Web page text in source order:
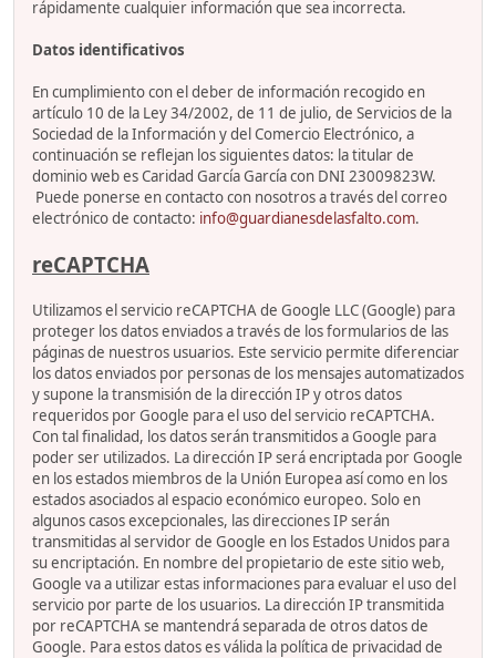
rápidamente cualquier información que sea incorrecta.
Datos identificativos
En cumplimiento con el deber de información recogido en
artículo 10 de la Ley 34/2002, de 11 de julio, de Servicios de la
Sociedad de la Información y del Comercio Electrónico, a
continuación se reflejan los siguientes datos: la titular de
dominio web es Caridad García García con DNI 23009823W.
Puede ponerse en contacto con nosotros a través del correo
electrónico de contacto: info@guardianesdelasfalto.com.
reCAPTCHA
Utilizamos el servicio reCAPTCHA de Google LLC (Google) para
proteger los datos enviados a través de los formularios de las
páginas de nuestros usuarios. Este servicio permite diferenciar
los datos enviados por personas de los mensajes automatizados
y supone la transmisión de la dirección IP y otros datos
requeridos por Google para el uso del servicio reCAPTCHA.
Con tal finalidad, los datos serán transmitidos a Google para
poder ser utilizados. La dirección IP será encriptada por Google
en los estados miembros de la Unión Europea así como en los
estados asociados al espacio económico europeo. Solo en
algunos casos excepcionales, las direcciones IP serán
transmitidas al servidor de Google en los Estados Unidos para
su encriptación. En nombre del propietario de este sitio web,
Google va a utilizar estas informaciones para evaluar el uso del
servicio por parte de los usuarios. La dirección IP transmitida
por reCAPTCHA se mantendrá separada de otros datos de
Google. Para estos datos es válida la política de privacidad de